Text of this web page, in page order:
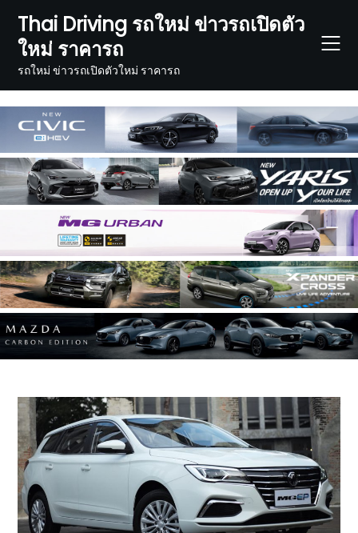
content
Thai Driving รถใหม่ ข่าวรถเปิดตัว
ใหม่ ราคารถ
รถใหม่ ข่าวรถเปิดตัวใหม่ ราคารถ